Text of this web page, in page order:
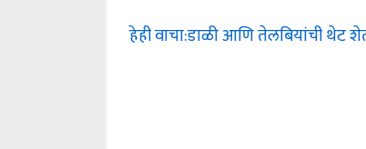
हेही वाचा:डाळी आणि तेलबियांची थेट